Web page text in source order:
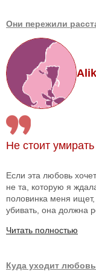
Они пережили
Не стоит
Если эта любовь
не та, которую я
половинка меня
убивать, она должна
Читать полностью
Куда уходит